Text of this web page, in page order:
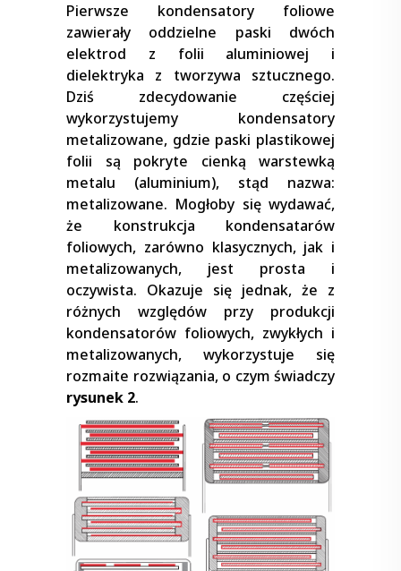
Pierwsze kondensatory foliowe
zawierały oddzielne paski dwóch
elektrod z folii aluminiowej i
dielektryka z tworzywa sztucznego.
Dziś zdecydowanie częściej
wykorzystujemy kondensatory
metalizowane, gdzie paski plastikowej
folii są pokryte cienką warstewką
metalu (aluminium), stąd nazwa:
metalizowane. Mogłoby się wydawać,
że konstrukcja kondensatarów
foliowych, zarówno klasycznych, jak i
metalizowanych, jest prosta i
oczywista. Okazuje się jednak, że z
różnych względów przy produkcji
kondensatorów foliowych, zwykłych i
metalizowanych, wykorzystuje się
rozmaite rozwiązania, o czym świadczy
rysunek 2.